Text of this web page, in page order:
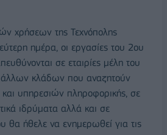
χρήσεων της Τεχνόπολης
ημέρα, οι εργασίες του 2oυ
σε εταιρίες μέλη του
άλλων κλάδων που αναζητούν
υπηρεσιών πληροφορικής, σε
ιδρύματα αλλά και σε
θα ήθελε να ενημερωθεί για τις